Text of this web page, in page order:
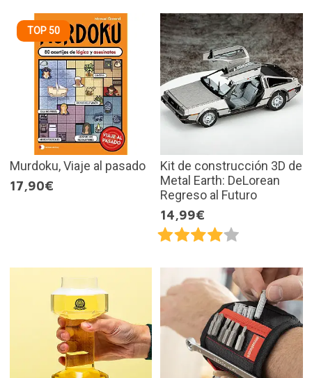
TOP 50
Murdoku, Viaje al pasado
17,90€
Kit de construcción 3D de
Metal Earth: DeLorean
Regreso al Futuro
14,99€